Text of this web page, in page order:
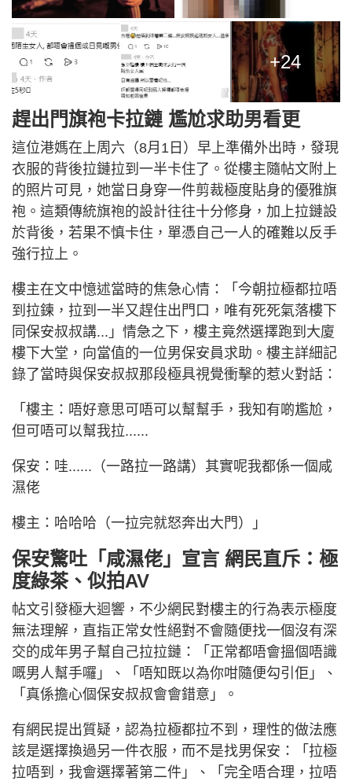
+24
趕出門旗袍卡拉鏈 尷尬求助男看更
這位港媽在上周六（8月1日）早上準備外出時，發現
衣服的背後拉鏈拉到一半卡住了。從樓主隨帖文附上
的照片可見，她當日身穿一件剪裁極度貼身的優雅旗
袍。這類傳統旗袍的設計往往十分修身，加上拉鏈設
於背後，若果不慎卡住，單憑自己一人的確難以反手
強行拉上。
樓主在文中憶述當時的焦急心情：「今朝拉極都拉唔
到拉鍊，拉到一半又趕住出門口，唯有死死氣落樓下
同保安叔叔講...」情急之下，樓主竟然選擇跑到大廈
樓下大堂，向當值的一位男保安員求助。樓主詳細記
錄了當時與保安叔叔那段極具視覺衝擊的惹火對話：
「樓主：唔好意思可唔可以幫幫手，我知有啲尷尬，
但可唔可以幫我拉......
保安：哇......（一路拉一路講）其實呢我都係一個咸
濕佬
樓主：哈哈哈（一拉完就怒奔出大門）」
保安驚吐「咸濕佬」宣言 網民直斥：極
度綠茶、似拍AV
帖文引發極大迴響，不少網民對樓主的行為表示極度
無法理解，直指正常女性絕對不會隨便找一個沒有深
交的成年男子幫自己拉拉鏈：「正常都唔會搵個唔識
嘅男人幫手囉」、「唔知既以為你咁隨便勾引佢」、
「真係擔心個保安叔叔會會錯意」。
有網民提出質疑，認為拉極都拉不到，理性的做法應
該是選擇換過另一件衣服，而不是找男保安：「拉極
拉唔到，我會選擇著第二件」、「完全唔合理，拉唔